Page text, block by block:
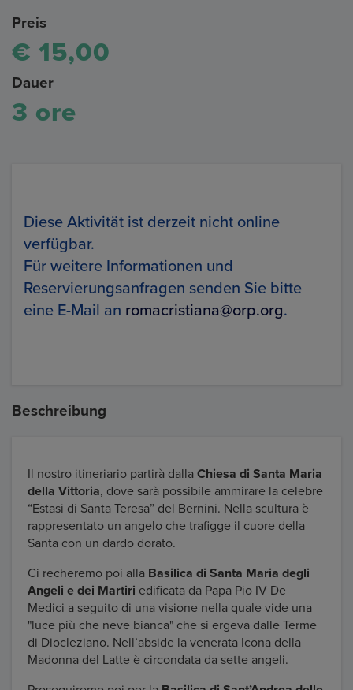
Preis
€ 15,00
Dauer
3 ore
Diese Aktivität ist derzeit nicht online
verfügbar.
Für weitere Informationen und
Reservierungsanfragen senden Sie bitte
eine E-Mail an romacristiana@orp.org.
Beschreibung
Il nostro itineriario partirà dalla Chiesa di Santa Maria
della Vittoria, dove sarà possibile ammirare la celebre
“Estasi di Santa Teresa” del Bernini. Nella scultura è
rappresentato un angelo che trafigge il cuore della
Santa con un dardo dorato.
Ci recheremo poi alla Basilica di Santa Maria degli
Angeli e dei Martiri edificata da Papa Pio IV De
Medici a seguito di una visione nella quale vide una
"luce più che neve bianca" che si ergeva dalle Terme
di Diocleziano. Nell’abside la venerata Icona della
Madonna del Latte è circondata da sette angeli.